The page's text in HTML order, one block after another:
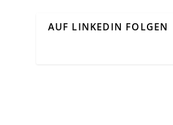
AUF LINKEDIN FOLGEN